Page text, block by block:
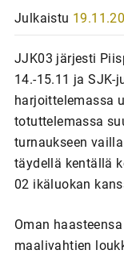
Julkaistu
JJK03 järjesti
14.-15.11 ja SJK-
harjoittelemassa
totuttelemassa
turnaukseen
täydellä kentällä
02 ikäluokan
Oman
maalivahtien